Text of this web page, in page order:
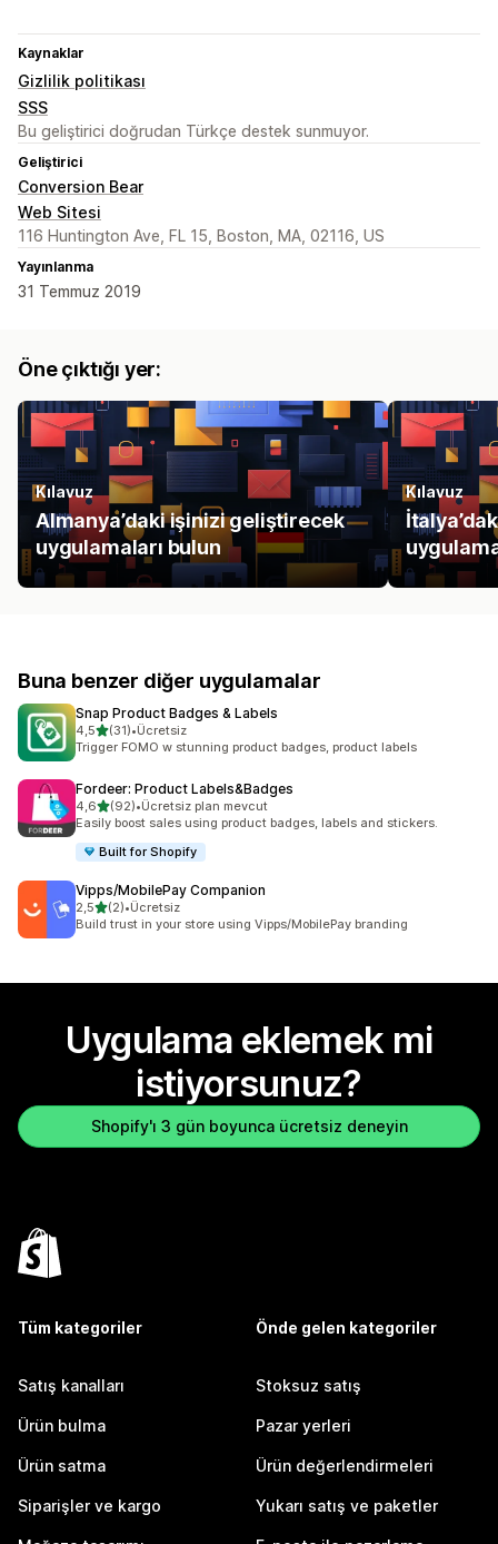
Kaynaklar
Gizlilik politikası
SSS
Bu geliştirici doğrudan Türkçe destek sunmuyor.
Geliştirici
Conversion Bear
Web Sitesi
116 Huntington Ave, FL 15, Boston, MA, 02116, US
Yayınlanma
31 Temmuz 2019
Öne çıktığı yer:
Kılavuz
Almanya’daki işinizi geliştirecek
uygulamaları bulun
Kılavuz
Buna benzer diğer uygulamalar
Snap Product Badges & Labels
4,55 yıldız üzerinden
(31)
toplam 31 değerlendirme
•Ücretsiz
Trigger FOMO w stunning product badges, product labels
Fordeer: Product Labels&Badges
4,65 yıldız üzerinden
(92)
toplam 92 değerlendirme
•Ücretsiz plan mevcut
Easily boost sales using product badges, labels and stickers.
Built for Shopify
Vipps/MobilePay Companion
2,55 yıldız üzerinden
(2)
toplam 2 değerlendirme
•Ücretsiz
Build trust in your store using Vipps/MobilePay branding
Uygulama eklemek mi
istiyorsunuz?
Shopify'ı 3 gün boyunca ücretsiz deneyin
Tüm kategoriler
Satış kanalları
Ürün bulma
Ürün satma
Siparişler ve kargo
Önde gelen kategoriler
Stoksuz satış
Pazar yerleri
Ürün değerlendirmeleri
Yukarı satış ve paketler